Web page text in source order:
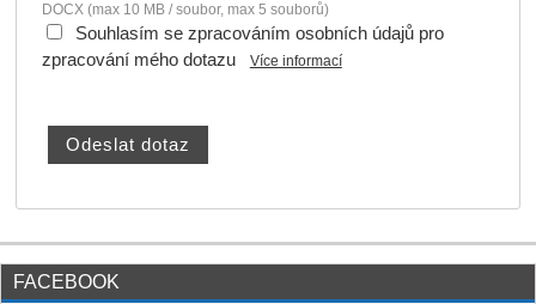
DOCX (max 10 MB / soubor, max 5 souborů)
Souhlasím se zpracováním osobních údajů pro
zpracování mého dotazu
Více informací
FACEBOOK